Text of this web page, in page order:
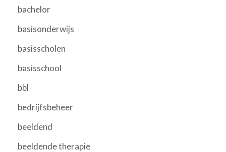
bachelor
basisonderwijs
basisscholen
basisschool
bbl
bedrijfsbeheer
beeldend
beeldende therapie